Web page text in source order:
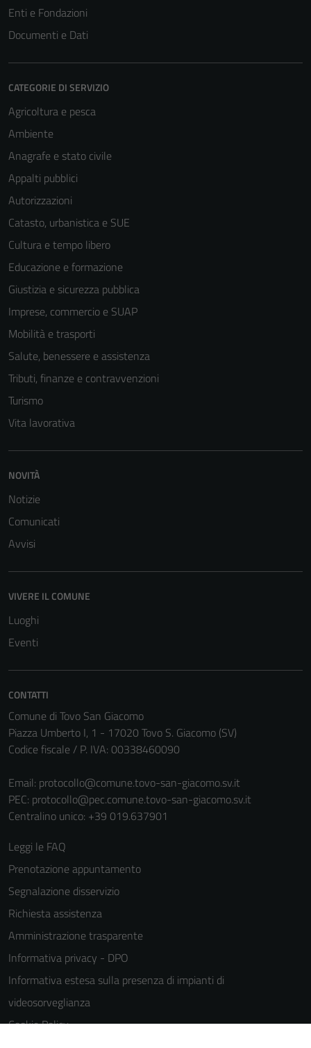
Enti e Fondazioni
Documenti e Dati
CATEGORIE DI SERVIZIO
Agricoltura e pesca
Ambiente
Anagrafe e stato civile
Appalti pubblici
Autorizzazioni
Catasto, urbanistica e SUE
Cultura e tempo libero
Educazione e formazione
Giustizia e sicurezza pubblica
Imprese, commercio e SUAP
Mobilità e trasporti
Salute, benessere e assistenza
Tributi, finanze e contravvenzioni
Turismo
Vita lavorativa
NOVITÀ
Notizie
Comunicati
Avvisi
VIVERE IL COMUNE
Luoghi
Eventi
CONTATTI
Comune di Tovo San Giacomo
Piazza Umberto I, 1 - 17020 Tovo S. Giacomo (SV)
Codice fiscale / P. IVA: 00338460090
Email: protocollo@comune.tovo-san-giacomo.sv.it
PEC: protocollo@pec.comune.tovo-san-giacomo.sv.it
Centralino unico: +39 019.637901
Leggi le FAQ
Prenotazione appuntamento
Segnalazione disservizio
Richiesta assistenza
Amministrazione trasparente
Informativa privacy - DPO
Informativa estesa sulla presenza di impianti di
videosorveglianza
Cookie Policy
essere